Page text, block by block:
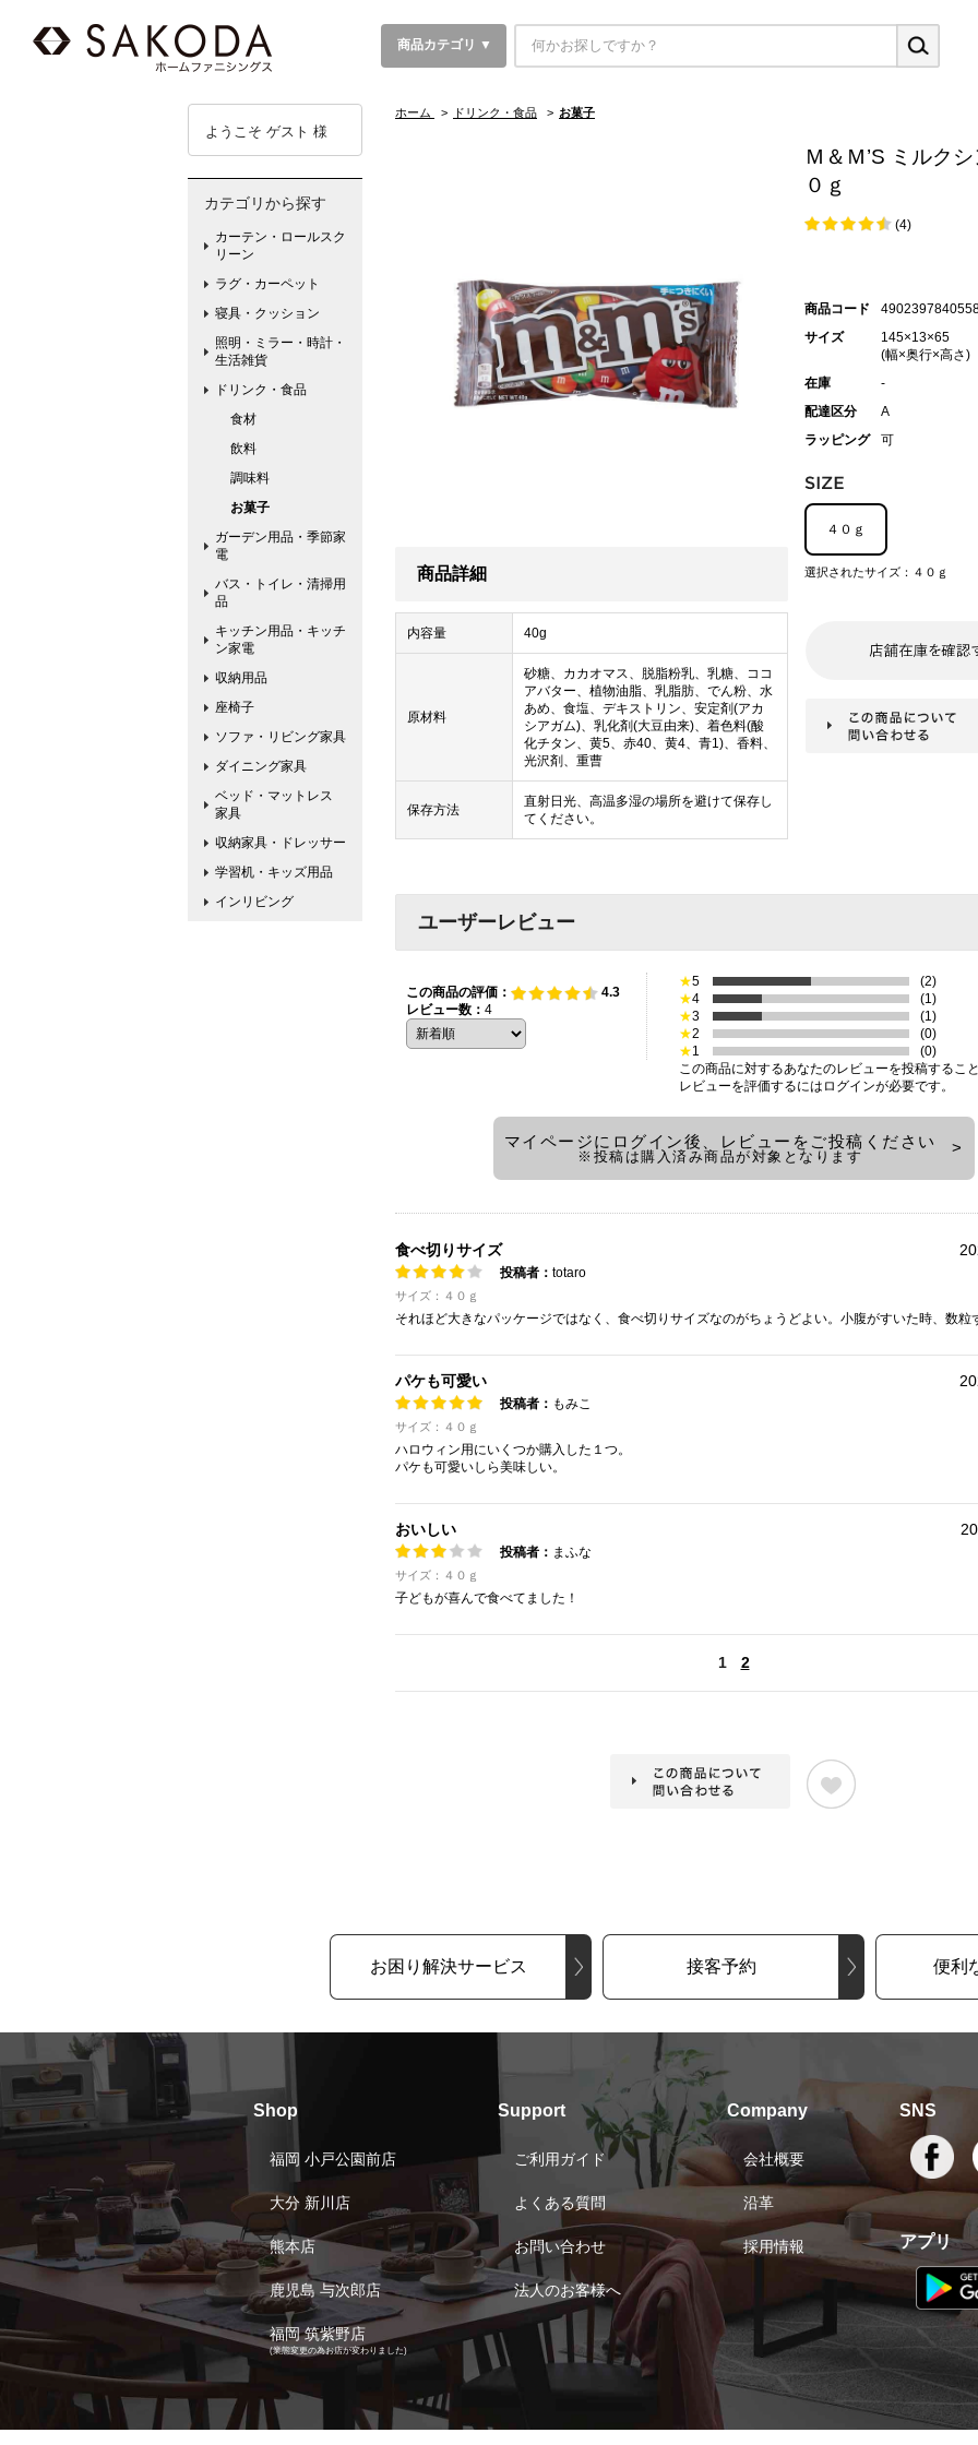
商品カテゴリ ▼
ホーム > ドリンク・食品 > お菓子
商品詳細
内容量 40g
原材料
砂糖、カカオマス、脱脂粉乳、乳糖、ココ
アバター、植物油脂、乳脂肪、でん粉、水
あめ、食塩、デキストリン、安定剤(アカ
シアガム)、乳化剤(大豆由来)、着色料(酸
化チタン、黄5、赤40、黄4、青1)、香料、
光沢剤、重曹
保存方法
直射日光、高温多湿の場所を避けて保存し
てください。
Ｍ＆Ｍ’S ミルク
０ｇ
(4)
商品コード
サイズ
145×13×65
(幅×奥行×高さ)
在庫
-
配達区分
A
ラッピング
可
４０ｇ
選択されたサイズ：４０ｇ
ユーザーレビュー
この商品の評価：
4.3
レビュー数： 4
★5
(2)
★4
(1)
★3
(1)
★2
(0)
★1
(0)
この商品に対するあなたのレビューを投稿するこ
レビューを評価するには ログインが必要です。
マイページにログイン後、レビューをご投稿ください
※投稿は購入済み商品が対象となります
食べ切りサイズ
投稿者： totaro
サイズ：４０ｇ
それほど大きなパッケージではなく、食べ切りサイズなのがちょうどよい。小腹がすいた時、数粒
パケも可愛い
投稿者： もみこ
サイズ：４０ｇ
ハロウィン用にいくつか購入した１つ。
パケも可愛いしら美味しい。
おいしい
投稿者： まふな
サイズ：４０ｇ
子どもが喜んで食べてました！
1 2
ようこそ ゲスト 様
カテゴリから探す
カーテン・ロールスク
リーン
ラグ・カーペット
寝具・クッション
照明・ミラー・時計・
生活雑貨
ドリンク・食品
食材
飲料
調味料
お菓子
ガーデン用品・季節家
電
バス・トイレ・清掃用
品
キッチン用品・キッチ
ン家電
収納用品
座椅子
ソファ・リビング家具
ダイニング家具
ベッド・マットレス
家具
収納家具・ドレッサー
学習机・キッズ用品
インリビング
お困り解決サービス 接客予約 便利
Shop
福岡 小戸公園前店
大分 新川店
熊本店
鹿児島 与次郎店
福岡 筑紫野店
(業態変更の為お店が変わりました)
Support
ご利用ガイド
よくある質問
お問い合わせ
法人のお客様へ
Company
会社概要
沿革
採用情報
SNS
アプリ